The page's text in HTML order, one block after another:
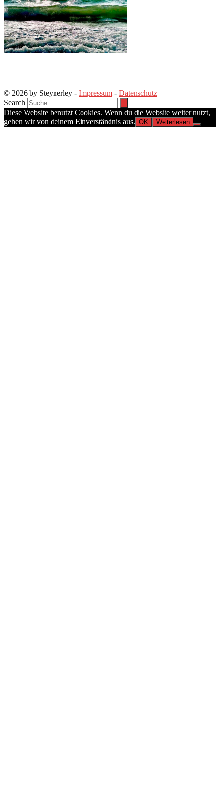
© 2026 by Steynerley - Impressum - Datenschutz
Search
Diese Website benutzt Cookies. Wenn du die Website weiter nutzt,
gehen wir von deinem Einverständnis aus. OK Weiterlesen